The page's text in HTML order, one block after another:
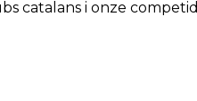
catalans i onze